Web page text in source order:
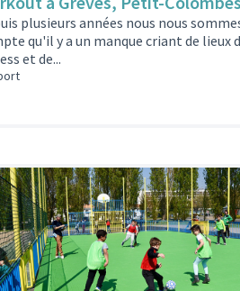
plusieurs années nous nous
qu'il y a un manque criant de lieux
et de...